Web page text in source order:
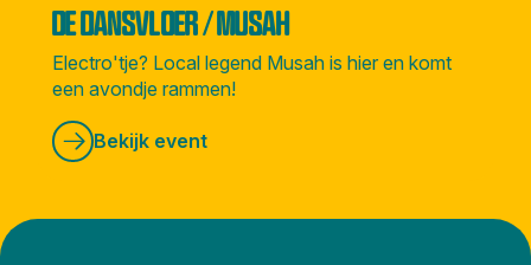
DE DANSVLOER / MUSAH
Electro'tje? Local legend Musah is hier en komt
een avondje rammen!
Bekijk event